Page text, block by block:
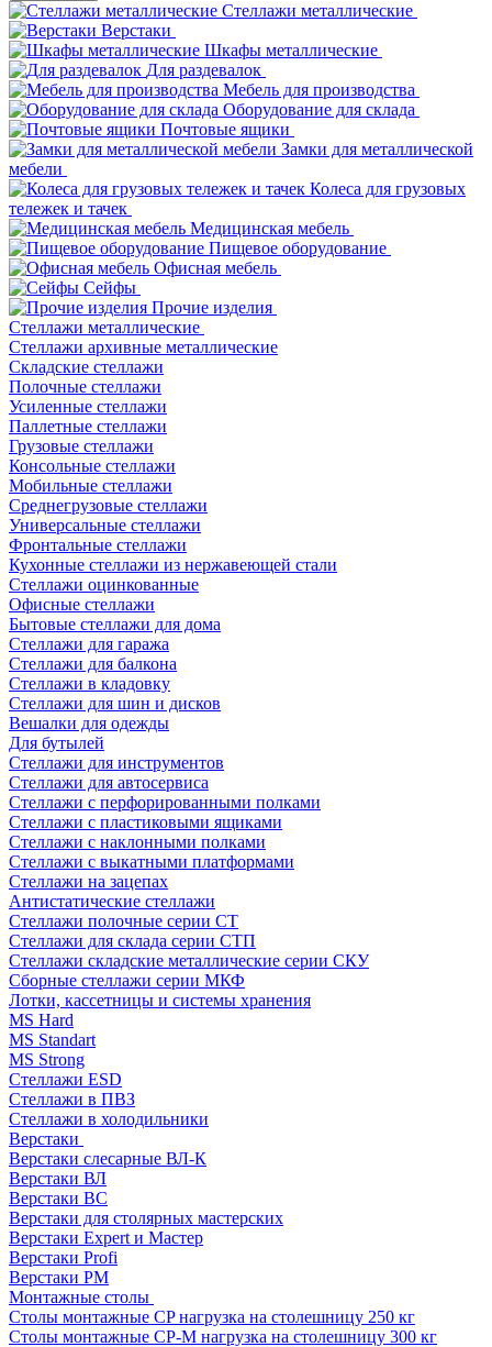
Стеллажи металлические
Верстаки
Шкафы металлические
Для раздевалок
Мебель для производства
Оборудование для склада
Почтовые ящики
Замки для металлической
мебели
Колеса для грузовых
тележек и тачек
Медицинская мебель
Пищевое оборудование
Офисная мебель
Сейфы
Прочие изделия
Стеллажи металлические
Cтеллажи архивные металлические
Складские стеллажи
Полочные стеллажи
Усиленные стеллажи
Паллетные стеллажи
Грузовые стеллажи
Консольные стеллажи
Мобильные стеллажи
Среднегрузовые стеллажи
Универсальные стеллажи
Фронтальные стеллажи
Кухонные стеллажи из нержавеющей стали
Стеллажи оцинкованные
Офисные стеллажи
Бытовые стеллажи для дома
Стеллажи для гаража
Стеллажи для балкона
Стеллажи в кладовку
Стеллажи для шин и дисков
Вешалки для одежды
Для бутылей
Стеллажи для инструментов
Стеллажи для автосервиса
Стеллажи с перфорированными полками
Стеллажи с пластиковыми ящиками
Стеллажи с наклонными полками
Стеллажи с выкатными платформами
Стеллажи на зацепах
Антистатические стеллажи
Стеллажи полочные серии СТ
Стеллажи для склада серии СТП
Стеллажи складские металлические серии СКУ
Сборные стеллажи серии МКФ
Лотки, кассетницы и системы хранения
MS Hard
MS Standart
MS Strong
Стеллажи ESD
Стеллажи в ПВЗ
Стеллажи в холодильники
Верстаки
Верстаки слесарные ВЛ-К
Верстаки ВЛ
Верстаки ВС
Верстаки для столярных мастерских
Верстаки Expert и Мастер
Верстаки Profi
Верстаки РМ
Монтажные столы
Столы монтажные СP нагрузка на столешницу 250 кг
Столы монтажные СР-М нагрузка на столешницу 300 кг